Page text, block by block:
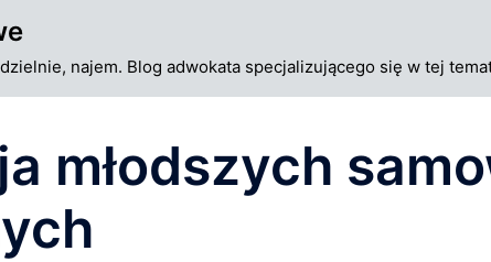
najem. Blog adwokata specjalizującego się w tej
młodszych